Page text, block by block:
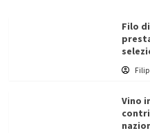
Filo
Vino